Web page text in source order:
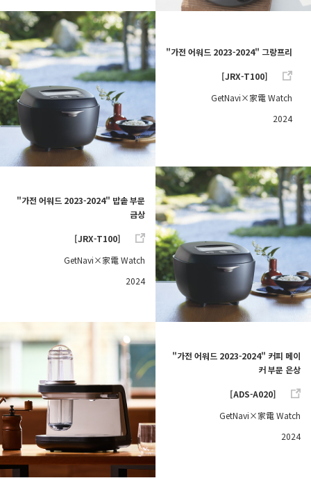
"가전 어워드 2023-2024" 그랑프리
[JRX-T100]
GetNavi×家電 Watch
2024
"가전 어워드 2023-2024" 밥솥 부문
금상
[JRX-T100]
GetNavi×家電 Watch
2024
"가전 어워드 2023-2024" 커피 메이
커 부문 은상
[ADS-A020]
GetNavi×家電 Watch
2024